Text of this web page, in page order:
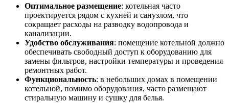
Оптимальное размещение: котельная часто
проектируется рядом с кухней и санузлом, что
сокращает расходы на разводку водопровода и
канализации.
Удобство обслуживания: помещение котельной должно
обеспечивать свободный доступ к оборудованию для
замены фильтров, настройки температуры и проведения
ремонтных работ.
Функциональность: в небольших домах в помещении
котельной, помимо оборудования, часто размещают
стиральную машину и сушку для белья.